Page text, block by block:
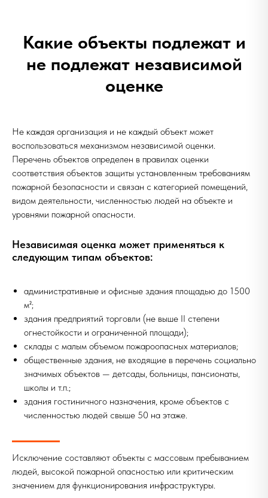
Какие объекты подлежат и
не подлежат независимой
оценке
Не каждая организация и не каждый объект может
воспользоваться механизмом независимой оценки.
Перечень объектов определен в правилах оценки
соответствия объектов защиты установленным требованиям
пожарной безопасности и связан с категорией помещений,
видом деятельности, численностью людей на объекте и
уровнями пожарной опасности.
Независимая оценка может применяться к
следующим типам объектов:
административные и офисные здания площадью до 1500
м²;
здания предприятий торговли (не выше II степени
огнестойкости и ограниченной площади);
склады с малым объемом пожароопасных материалов;
общественные здания, не входящие в перечень социально
значимых объектов — детсады, больницы, пансионаты,
школы и т.п.;
здания гостиничного назначения, кроме объектов с
численностью людей свыше 50 на этаже.
Исключение составляют объекты с массовым пребыванием
людей, высокой пожарной опасностью или критическим
значением для функционирования инфраструктуры.